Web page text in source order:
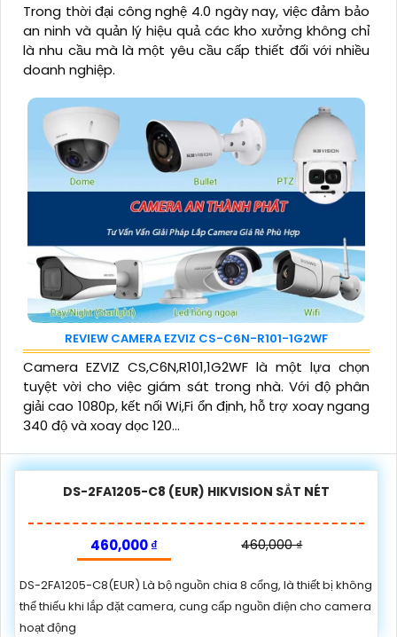
Trong thời đại công nghệ 4.0 ngày nay, việc đảm bảo
an ninh và quản lý hiệu quả các kho xưởng không chỉ
là nhu cầu mà là một yêu cầu cấp thiết đối với nhiều
doanh nghiệp.
REVIEW CAMERA EZVIZ CS-C6N-R101-1G2WF
Camera EZVIZ CS,C6N,R101,1G2WF là một lựa chọn
tuyệt vời cho việc giám sát trong nhà. Với độ phân
giải cao 1080p, kết nối Wi,Fi ổn định, hỗ trợ xoay ngang
340 độ và xoay dọc 120...
DS-2FA1205-C8 (EUR) HIKVISION SẮT NÉT
460,000 ₫ 460,000 ₫
DS-2FA1205-C8(EUR) Là bộ nguồn chia 8 cổng, là thiết bị không
thể thiếu khi lắp đặt camera, cung cấp nguồn điện cho camera
hoạt động